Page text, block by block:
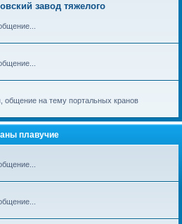
завод тяжелого
общение на тему портальных кранов
плавучие